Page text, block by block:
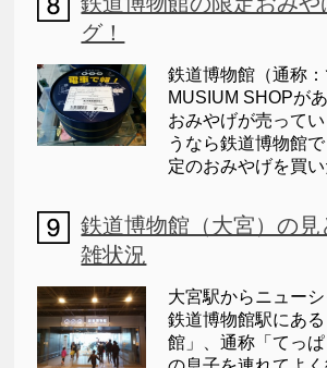
グ！
鉄道博物館（通称
MUSIUM SHOPが
おみやげが売って
うなら鉄道博物館
定のおみやげを買
鉄道博物館（大宮）の見
雑状況
大宮駅からニュー
鉄道博物館駅にあ
館」、通称「てっ